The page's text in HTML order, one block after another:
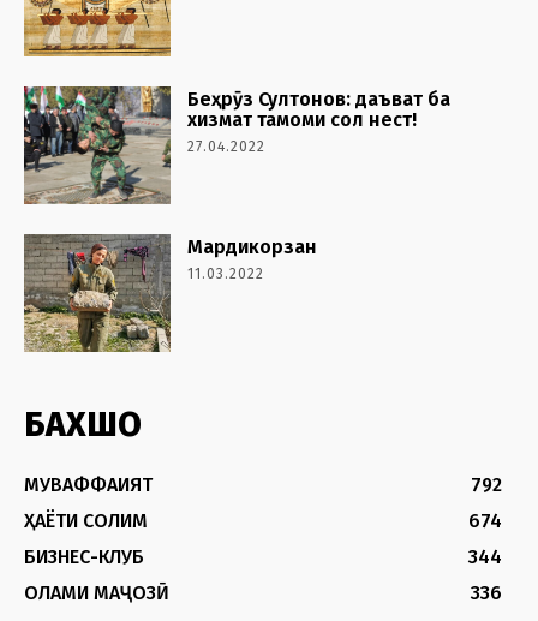
Беҳрӯз Султонов: даъват ба
хизмат тамоми сол нест!
27.04.2022
Мардикорзан
11.03.2022
БАХШҲО
МУВАФФАҚИЯТ
792
ҲАЁТИ СОЛИМ
674
БИЗНЕС-КЛУБ
344
ОЛАМИ МАҶОЗӢ
336